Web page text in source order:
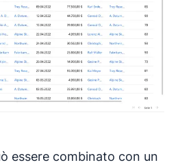
essere combinato con un